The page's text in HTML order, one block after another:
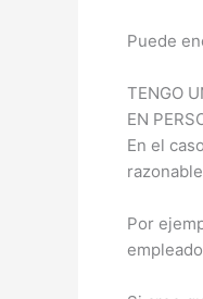
Puede
TENGO
EN
En el
Por